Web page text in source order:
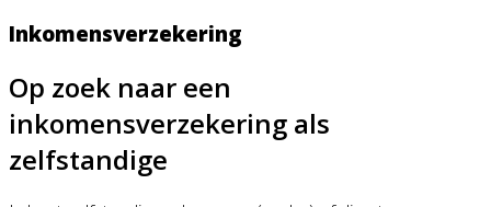
Inkomensverzekering
Op zoek naar een
inkomensverzekering als
zelfstandige